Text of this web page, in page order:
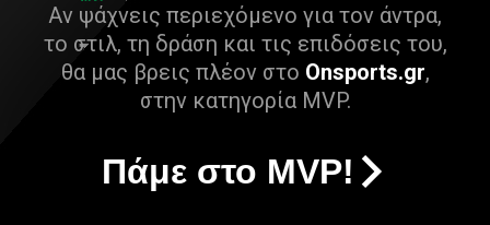
Αν ψάχνεις περιεχόμενο για τον άντρα,
το στιλ, τη δράση και τις επιδόσεις του,
θα μας βρεις πλέον στο Onsports.gr,
στην κατηγορία MVP.
Πάμε στο MVP!